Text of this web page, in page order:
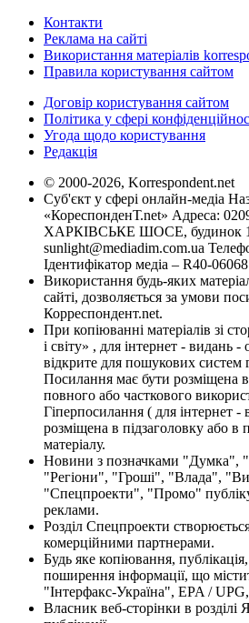
Контакти
Реклама на сайті
Використання матеріалів
Правила користування сайтом
Договір користування сайтом
Політика у сфері
Угода щодо користування
Редакція
© 2000-2026, Korrespondent.net
Суб'єкт у сфері онлайн-медіа
«КореспонденТ.net» Адреса:
ХАРКІВСЬКЕ ШОСЕ, будинок
sunlight@mediadim.com.ua
Ідентифікатор медіа – R40-06068
Використання будь-яких
сайті, дозволяється за умови
Корреспондент.net.
При копіюванні матеріалів зі
і світу» , для інтернет - видань
відкрите для пошукових систем
Посилання має бути розміщена в
повного або часткового
Гіперпосилання ( для інтернет
розміщена в підзаголовку або в
матеріалу.
Новини з позначками "Думка",
"Регіони", "Гроші", "Влада",
"Спецпроекти", "Промо"
реклами.
Розділ Спецпроекти
комерційними партнерами.
Будь яке копіювання,
поширення інформації, що
"Інтерфакс-Україна", EPA /
Власник веб-сторінки в розділі